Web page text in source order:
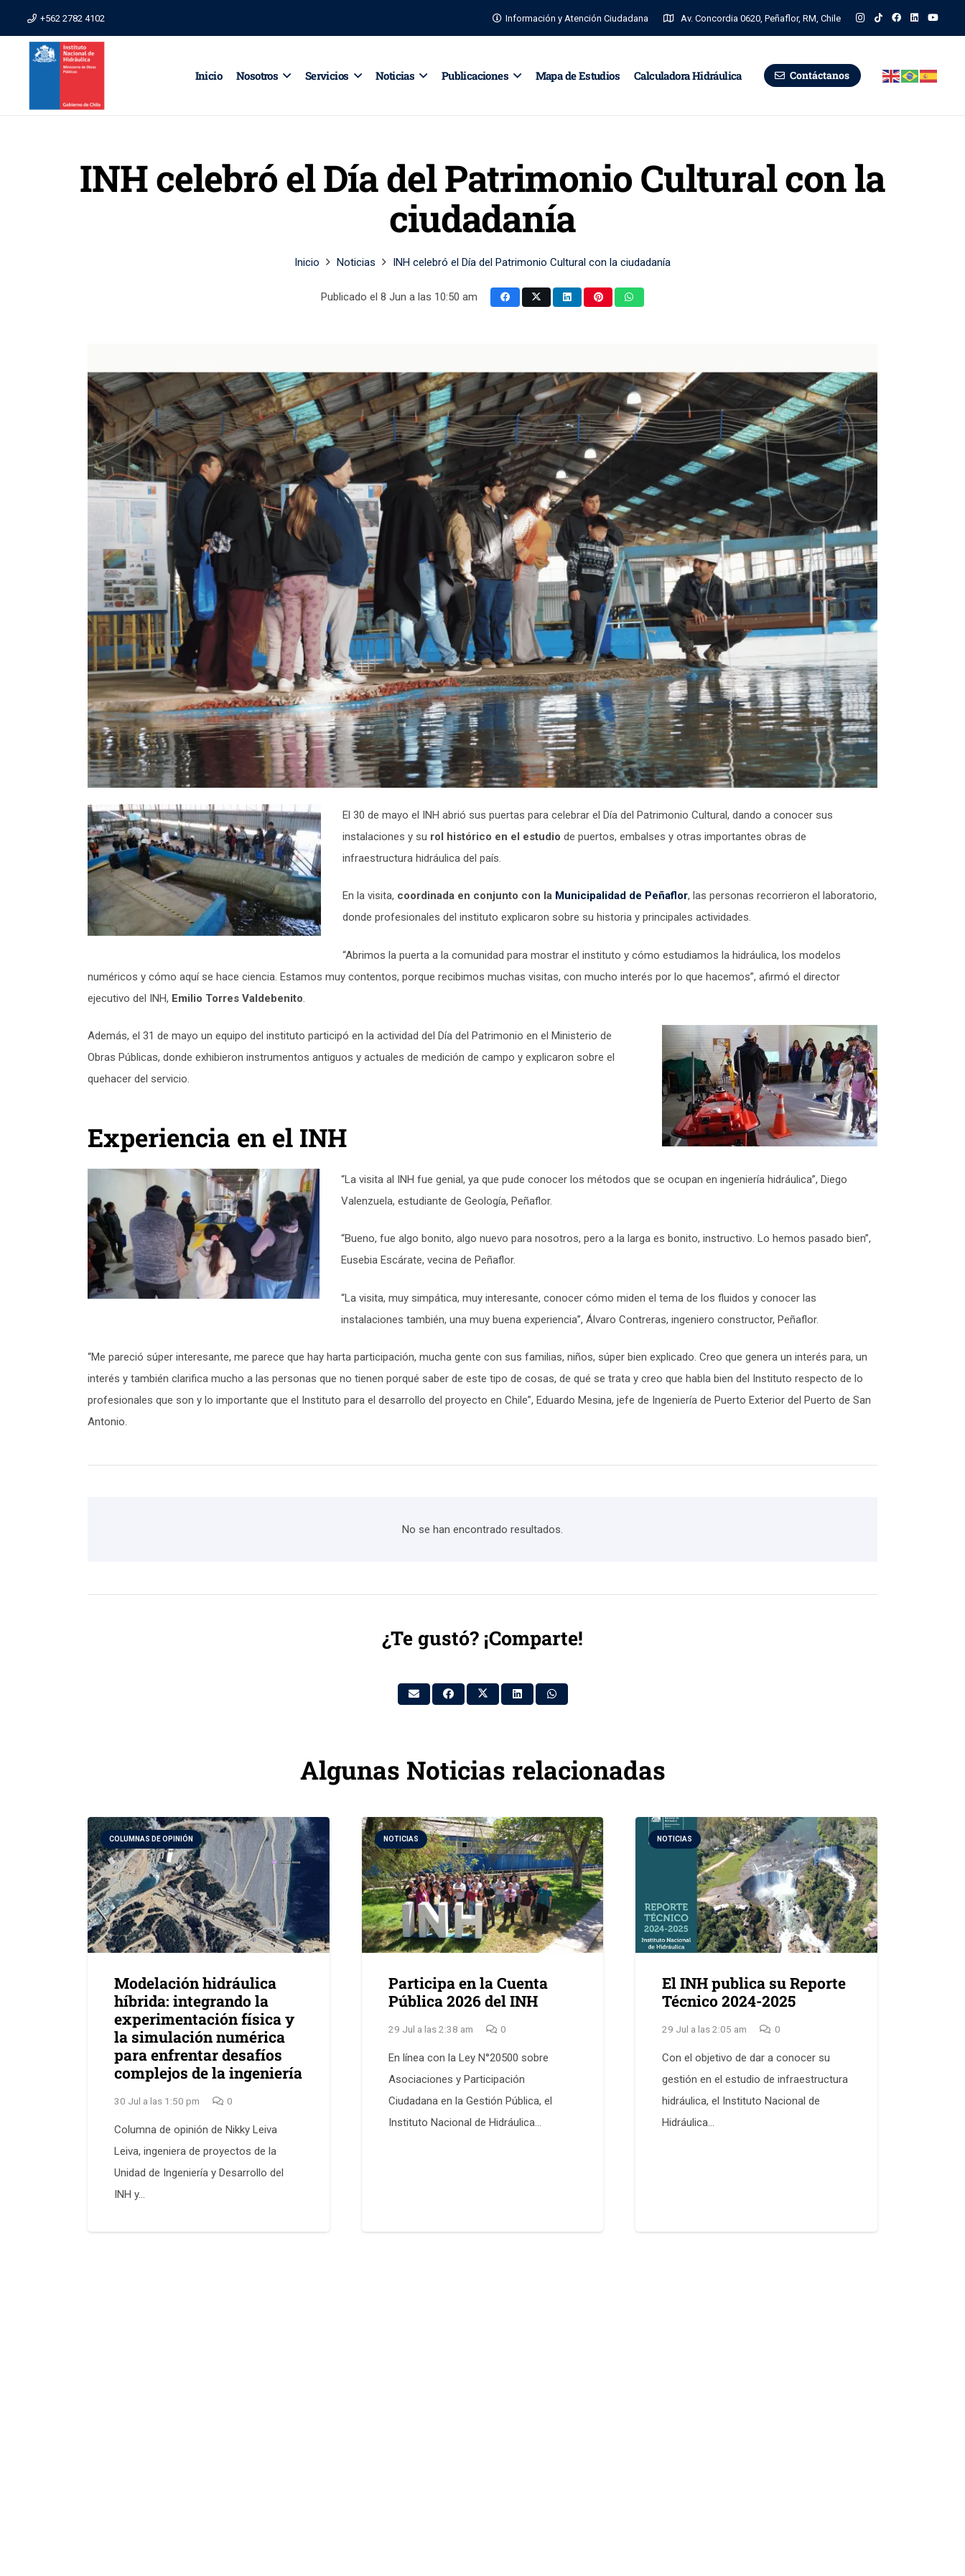
+562 2782 4102 Información y Atención Ciudadana Av. Concordia 0620, Peñaflor, RM, Chile
Inicio Nosotros Servicios Noticias Publicaciones Mapa de Estudios Calculadora Hidráulica Contáctanos
INH celebró el Día del Patrimonio Cultural con la
ciudadanía
Inicio Noticias INH celebró el Día del Patrimonio Cultural con la ciudadanía
Publicado el8 Jun a las 10:50 am
El 30 de mayo el INH abrió sus puertas para celebrar el Día del Patrimonio Cultural, dando a conocer sus
instalaciones y su rol histórico en el estudio de puertos, embalses y otras importantes obras de
infraestructura hidráulica del país.
En la visita, coordinada en conjunto con la Municipalidad de Peñaflor, las personas recorrieron el laboratorio,
donde profesionales del instituto explicaron sobre su historia y principales actividades.
“Abrimos la puerta a la comunidad para mostrar el instituto y cómo estudiamos la hidráulica, los modelos
numéricos y cómo aquí se hace ciencia. Estamos muy contentos, porque recibimos muchas visitas, con mucho interés por lo que hacemos”, afirmó el director
ejecutivo del INH, Emilio Torres Valdebenito
Además, el 31 de mayo un equipo del instituto participó en la actividad del Día del Patrimonio en el Ministerio de
Obras Públicas, donde exhibieron instrumentos antiguos y actuales de medición de campo y explicaron sobre el
quehacer del servicio.
Experiencia en el INH
“La visita al INH fue genial, ya que pude conocer los métodos que se ocupan en ingeniería hidráulica”, Diego
Valenzuela, estudiante de Geología, Peñaflor.
“Bueno, fue algo bonito, algo nuevo para nosotros, pero a la larga es bonito, instructivo. Lo hemos pasado bien”,
Eusebia Escárate, vecina de Peñaflor.
“La visita, muy simpática, muy interesante, conocer cómo miden el tema de los fluidos y conocer las
instalaciones también, una muy buena experiencia”, Álvaro Contreras, ingeniero constructor, Peñaflor.
“Me pareció súper interesante, me parece que hay harta participación, mucha gente con sus familias, niños, súper bien explicado. Creo que genera un interés para, un
interés y también clarifica mucho a las personas que no tienen porqué saber de este tipo de cosas, de qué se trata y creo que habla bien del Instituto respecto de lo
profesionales que son y lo importante que el Instituto para el desarrollo del proyecto en Chile”, Eduardo Mesina, jefe de Ingeniería de Puerto Exterior del Puerto de San
Antonio.
No se han encontrado resultados.
¿Te gustó? ¡Comparte!
Algunas Noticias relacionadas
COLUMNAS DE OPINIÓN
Modelación hidráulica
híbrida: integrando la
experimentación física y
la simulación numérica
para enfrentar desafíos
complejos de la ingeniería
30 Jul a las 1:50 pm 0
Columna de opinión de Nikky Leiva
Leiva, ingeniera de proyectos de la
Unidad de Ingeniería y Desarrollo del
INH y…
NOTICIAS
Participa en la Cuenta
Pública 2026 del INH
29 Jul a las 2:38 am 0
En línea con la Ley N°20500 sobre
Asociaciones y Participación
Ciudadana en la Gestión Pública, el
Instituto Nacional de Hidráulica…
NOTICIAS
El INH publica su Reporte
Técnico 2024-2025
29 Jul a las 2:05 am 0
Con el objetivo de dar a conocer su
gestión en el estudio de infraestructura
hidráulica, el Instituto Nacional de
Hidráulica…